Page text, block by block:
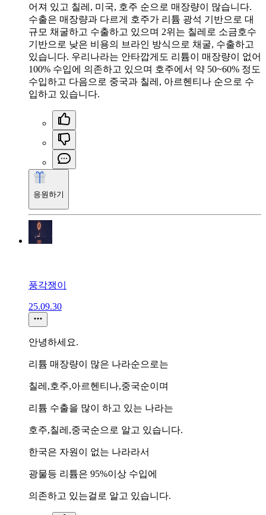
어져 있고 칠레, 미국, 호주 순으로 매장량이 많습니다.
수출은 매장량과 다르게 호주가 리튬 광석 기반으로 대
규모 채굴하고 수출하고 있으며 2위는 칠레로 소금호수
기반으로 낮은 비용의 브라인 방식으로 채굴, 수출하고
있습니다. 우리나라는 안타깝게도 리튬이 매장량이 없어
100% 수입에 의존하고 있으며 호주에서 약 50~60% 정도
수입하고 다음으로 중국과 칠레, 아르헨티나 순으로 수
입하고 있습니다.
응원하기
풍각쟁이
25.09.30
안녕하세요.
리튬 매장량이 많은 나라순으로는
칠레,호주,아르헨티나,중국순이며
리튬 수출을 많이 하고 있는 나라는
호주,칠레,중국순으로 알고 있습니다.
한국은 자원이 없는 나라라서
광물등 리튬은 95%이상 수입에
의존하고 있는걸로 알고 있습니다.